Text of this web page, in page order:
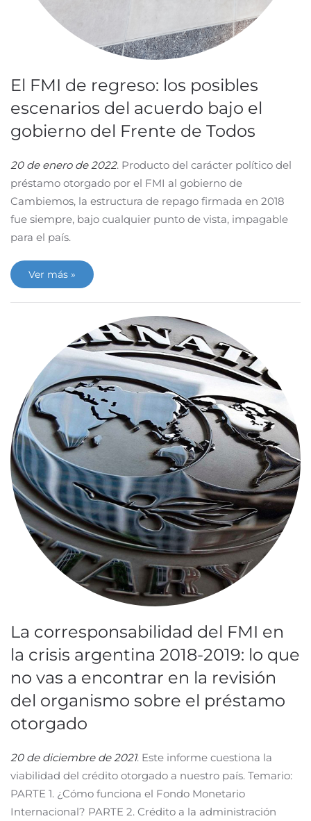
El FMI de regreso: los posibles
escenarios del acuerdo bajo el
gobierno del Frente de Todos
20 de enero de 2022. Producto del carácter político del
préstamo otorgado por el FMI al gobierno de
Cambiemos, la estructura de repago firmada en 2018
fue siempre, bajo cualquier punto de vista, impagable
para el país.
Ver más »
La corresponsabilidad del FMI en
la crisis argentina 2018-2019: lo que
no vas a encontrar en la revisión
del organismo sobre el préstamo
otorgado
20 de diciembre de 2021. Este informe cuestiona la
viabilidad del crédito otorgado a nuestro país. Temario:
PARTE 1. ¿Cómo funciona el Fondo Monetario
Internacional? PARTE 2. Crédito a la administración